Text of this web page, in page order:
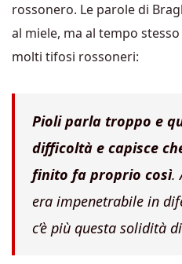
rossonero. Le parole di
al miele, ma al tempo
molti tifosi rossoneri:
Pioli parla troppo e
difficoltà e capisce
finito fa proprio così.
era impenetrabile in
c’è più questa solidità